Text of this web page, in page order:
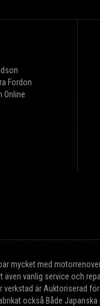
Fordon
Online
mycket med
vanlig service och
är Auktoriserad för
också Både